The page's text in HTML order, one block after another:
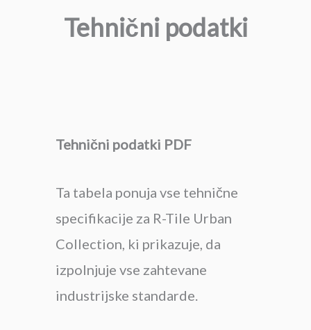
Tehnični podatki
Tehnični podatki PDF
Ta tabela ponuja vse tehnične
specifikacije za R-Tile Urban
Collection, ki prikazuje, da
izpolnjuje vse zahtevane
industrijske standarde.